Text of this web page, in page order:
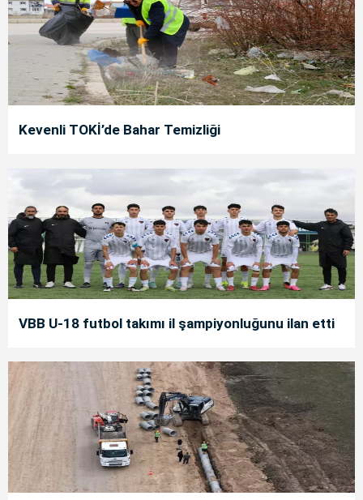
Kevenli TOKİ’de Bahar Temizliği
VBB U-18 futbol takımı il şampiyonluğunu ilan etti